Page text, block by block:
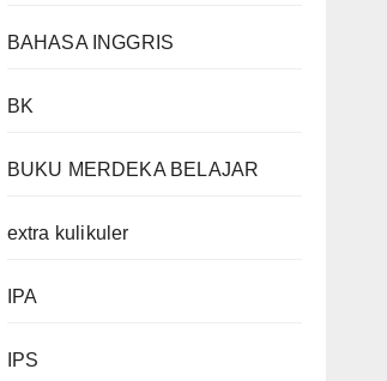
BAHASA INGGRIS
BK
BUKU MERDEKA BELAJAR
extra kulikuler
IPA
IPS